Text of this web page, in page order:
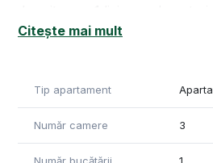
Parcare subterana cu cf inclusa
distanta scurta de mers.
Apartamentul are certificat de
Citește mai mult
Tip apartament
Număr camere 3